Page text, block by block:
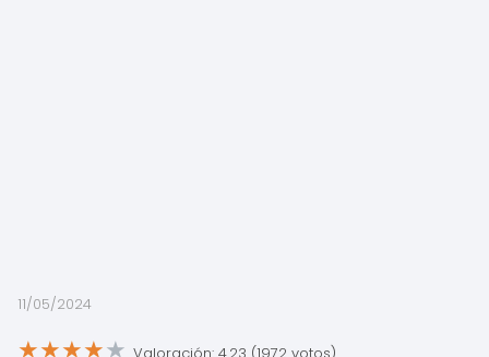
11/05/2024
★★★★★ Valoración: 4.23 (1972 votos)